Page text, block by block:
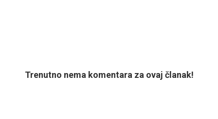
Trenutno nema komentara za ovaj članak!